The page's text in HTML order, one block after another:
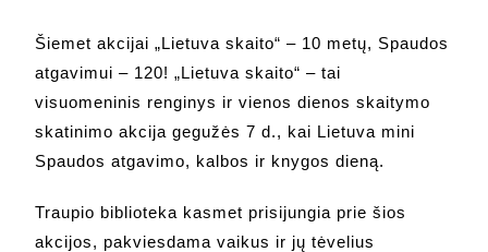
Šiemet akcijai „Lietuva skaito“ – 10 metų, Spaudos
atgavimui – 120! „Lietuva skaito“ – tai
visuomeninis renginys ir vienos dienos skaitymo
skatinimo akcija gegužės 7 d., kai Lietuva mini
Spaudos atgavimo, kalbos ir knygos dieną.
Traupio biblioteka kasmet prisijungia prie šios
akcijos, pakviesdama vaikus ir jų tėvelius